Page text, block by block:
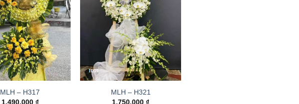
MLH – H317
1.490.000 ₫
MLH – H321
1.750.000₫